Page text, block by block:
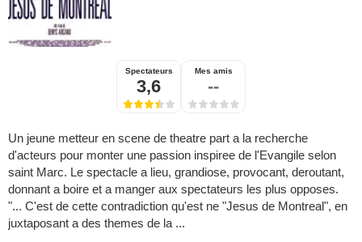
Spectateurs
3,6
Mes amis
--
Un jeune metteur en scene de theatre part a la recherche
d'acteurs pour monter une passion inspiree de l'Evangile selon
saint Marc. Le spectacle a lieu, grandiose, provocant, deroutant,
donnant a boire et a manger aux spectateurs les plus opposes.
"... C'est de cette contradiction qu'est ne "Jesus de Montreal", en
juxtaposant a des themes de la ...